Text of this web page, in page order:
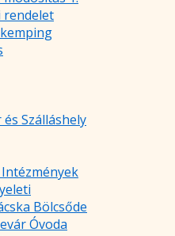
rendelet
Szálláshely
Bölcsőde
Óvoda